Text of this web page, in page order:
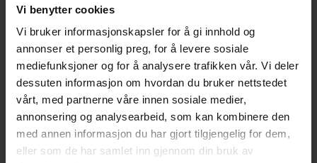
Vi benytter cookies
Vi bruker informasjonskapsler for å gi innhold og
annonser et personlig preg, for å levere sosiale
mediefunksjoner og for å analysere trafikken vår. Vi deler
dessuten informasjon om hvordan du bruker nettstedet
vårt, med partnerne våre innen sosiale medier,
annonsering og analysearbeid, som kan kombinere den
med annen informasjon du har gjort tilgjengelig for dem,
eller som de har samlet inn gjennom din bruk av